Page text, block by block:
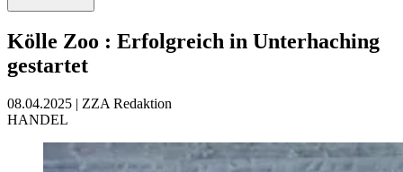
Kölle Zoo : Erfolgreich in Unterhaching
gestartet
08.04.2025 | ZZA Redaktion
HANDEL